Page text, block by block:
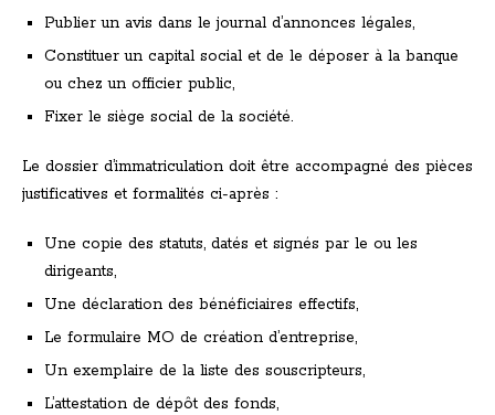
Publier un avis dans le journal d’annonces légales,
Constituer un capital social et de le déposer à la banque
ou chez un officier public,
Fixer le siège social de la société.
Le dossier d’immatriculation doit être accompagné des pièces
justificatives et formalités ci-après :
Une copie des statuts, datés et signés par le ou les
dirigeants,
Une déclaration des bénéficiaires effectifs,
Le formulaire MO de création d’entreprise,
Un exemplaire de la liste des souscripteurs,
L’attestation de dépôt des fonds,